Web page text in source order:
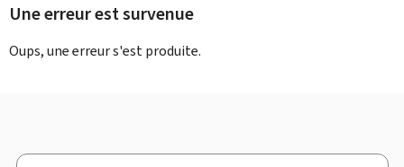
Une erreur est survenue
Oups, une erreur s'est produite.